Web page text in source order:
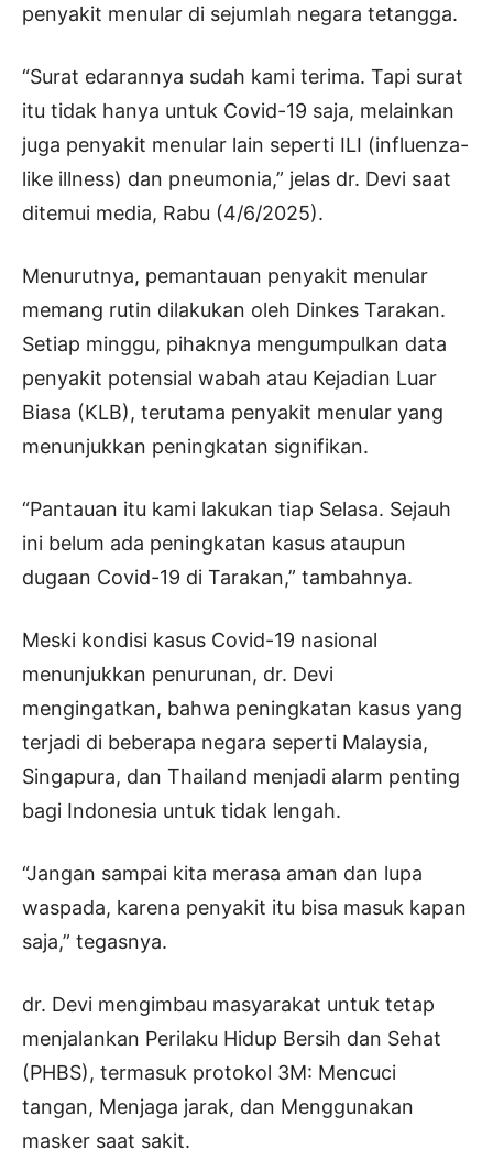
penyakit menular di sejumlah negara tetangga.
“Surat edarannya sudah kami terima. Tapi surat
itu tidak hanya untuk Covid-19 saja, melainkan
juga penyakit menular lain seperti ILI (influenza-
like illness) dan pneumonia,” jelas dr. Devi saat
ditemui media, Rabu (4/6/2025).
Menurutnya, pemantauan penyakit menular
memang rutin dilakukan oleh Dinkes Tarakan.
Setiap minggu, pihaknya mengumpulkan data
penyakit potensial wabah atau Kejadian Luar
Biasa (KLB), terutama penyakit menular yang
menunjukkan peningkatan signifikan.
“Pantauan itu kami lakukan tiap Selasa. Sejauh
ini belum ada peningkatan kasus ataupun
dugaan Covid-19 di Tarakan,” tambahnya.
Meski kondisi kasus Covid-19 nasional
menunjukkan penurunan, dr. Devi
mengingatkan, bahwa peningkatan kasus yang
terjadi di beberapa negara seperti Malaysia,
Singapura, dan Thailand menjadi alarm penting
bagi Indonesia untuk tidak lengah.
“Jangan sampai kita merasa aman dan lupa
waspada, karena penyakit itu bisa masuk kapan
saja,” tegasnya.
dr. Devi mengimbau masyarakat untuk tetap
menjalankan Perilaku Hidup Bersih dan Sehat
(PHBS), termasuk protokol 3M: Mencuci
tangan, Menjaga jarak, dan Menggunakan
masker saat sakit.